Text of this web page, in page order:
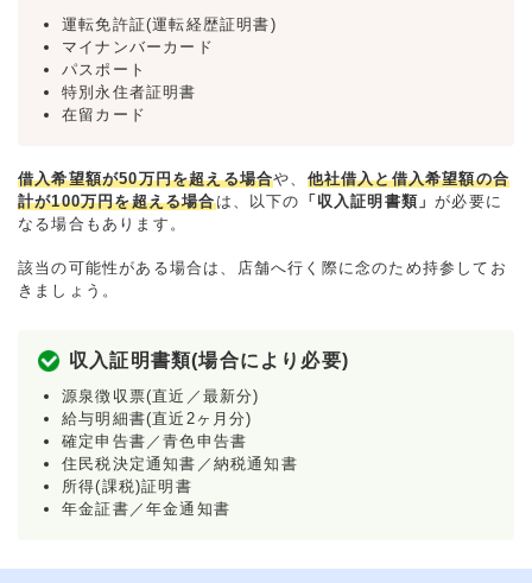
運転免許証(運転経歴証明書)
マイナンバーカード
パスポート
特別永住者証明書
在留カード
借入希望額が50万円を超える場合や、 他社借入と借入希望額の合
計が100万円を超える場合は、以下の 「収入証明書類」が必要に
なる場合もあります。
該当の可能性がある場合は、店舗へ行く際に念のため持参してお
きましょう。
収入証明書類(場合により必要)
源泉徴収票(直近／最新分)
給与明細書(直近2ヶ月分)
確定申告書／青色申告書
住民税決定通知書／納税通知書
所得(課税)証明書
年金証書／年金通知書